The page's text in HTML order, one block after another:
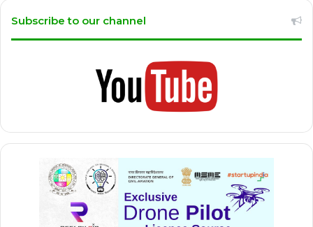
Subscribe to our channel